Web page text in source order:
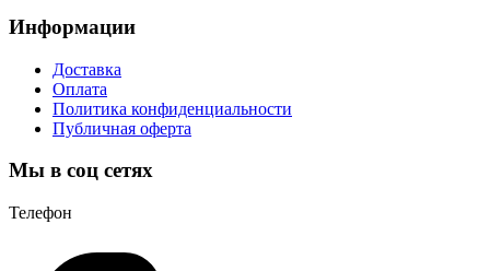
Информации
Доставка
Оплата
Политика конфиденциальности
Публичная оферта
Мы в соц сетях
Телефон